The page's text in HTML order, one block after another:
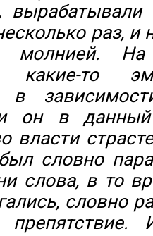
вырабатывали
раз, и
молнией.
какие-то
в
он в
власти
словно
слова, в то
словно